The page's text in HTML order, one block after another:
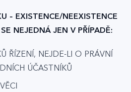
– EXISTENCE/NEEXISTENCE
NEJEDNÁ JEN V PŘÍPADĚ:
ŘÍZENÍ, NEJDE-LI O PRÁVNÍ
ÚČASTNÍKŮ